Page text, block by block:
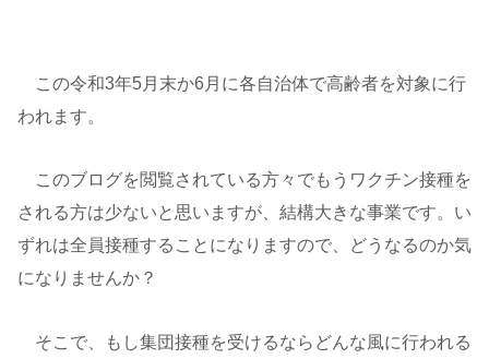
この令和3年5月末か6月に各自治体で高齢者を対象に行
われます。
このブログを閲覧されている方々でもうワクチン接種を
される方は少ないと思いますが、結構大きな事業です。い
ずれは全員接種することになりますので、どうなるのか気
になりませんか？
そこで、もし集団接種を受けるならどんな風に行われる